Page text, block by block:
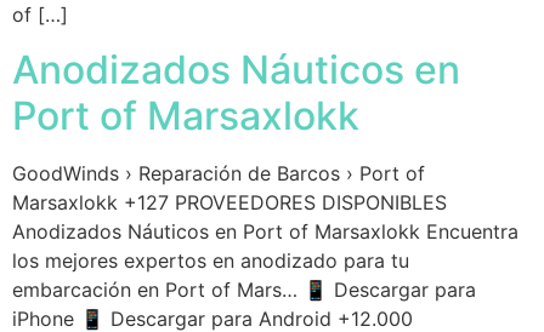
of […]
Anodizados Náuticos en
Port of Marsaxlokk
GoodWinds › Reparación de Barcos › Port of
Marsaxlokk +127 PROVEEDORES DISPONIBLES
Anodizados Náuticos en Port of Marsaxlokk Encuentra
los mejores expertos en anodizado para tu
embarcación en Port of Mars… 📱 Descargar para
iPhone 📱 Descargar para Android +12.000